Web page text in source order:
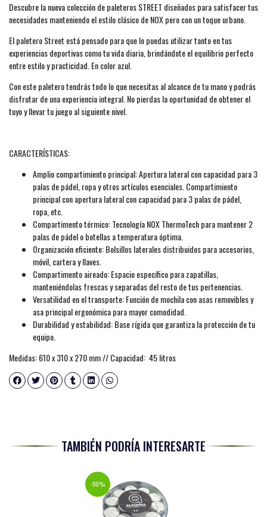
Descubre la nueva colección de paleteros STREET diseñados para satisfacer tus
necesidades manteniendo el estilo clásico de NOX pero con un toque urbano.
El paletero Street está pensado para que lo puedas utilizar tanto en tus
experiencias deportivas como tu vida diaria, brindándote el equilibrio perfecto
entre estilo y practicidad. En color azul.
Con este paletero tendrás todo lo que necesitas al alcance de tu mano y podrás
disfrutar de una experiencia integral. No pierdas la oportunidad de obtener el
tuyo y llevar tu juego al siguiente nivel.
CARACTERÍSTICAS:
Amplio compartimiento principal: Apertura lateral con capacidad para 3
palas de pádel, ropa y otros artículos esenciales. Compartimiento
principal con apertura lateral con capacidad para 3 palas de pádel,
ropa, etc.
Compartimento térmico: Tecnología NOX ThermoTech para mantener 2
palas de pádel o botellas a temperatura óptima.
Organización eficiente: Bolsillos laterales distribuidos para accesorios,
móvil, cartera y llaves.
Compartimento aireado: Espacio específico para zapatillas,
manteniéndolas frescas y separadas del resto de tus pertenencias.
Versatilidad en el transporte: Función de mochila con asas removibles y
asa principal ergonómica para mayor comodidad.
Durabilidad y estabilidad: Base rígida que garantiza la protección de tu
equipo.
Medidas: 610 x 310 x 270 mm // Capacidad: 45 litros
TAMBIÉN PODRÍA INTERESARTE
-50%